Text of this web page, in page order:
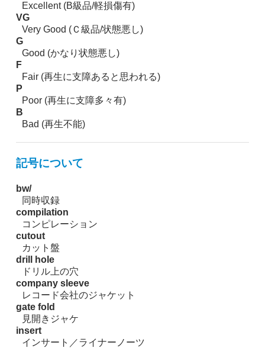
Excellent (B級品/軽損傷有)
VG
Very Good (Ｃ級品/状態悪し)
G
Good (かなり状態悪し)
F
Fair (再生に支障あると思われる)
P
Poor (再生に支障多々有)
B
Bad (再生不能)
記号について
bw/
同時収録
compilation
コンピレーション
cutout
カット盤
drill hole
ドリル上の穴
company sleeve
レコード会社のジャケット
gate fold
見開きジャケ
insert
インサート／ライナーノーツ